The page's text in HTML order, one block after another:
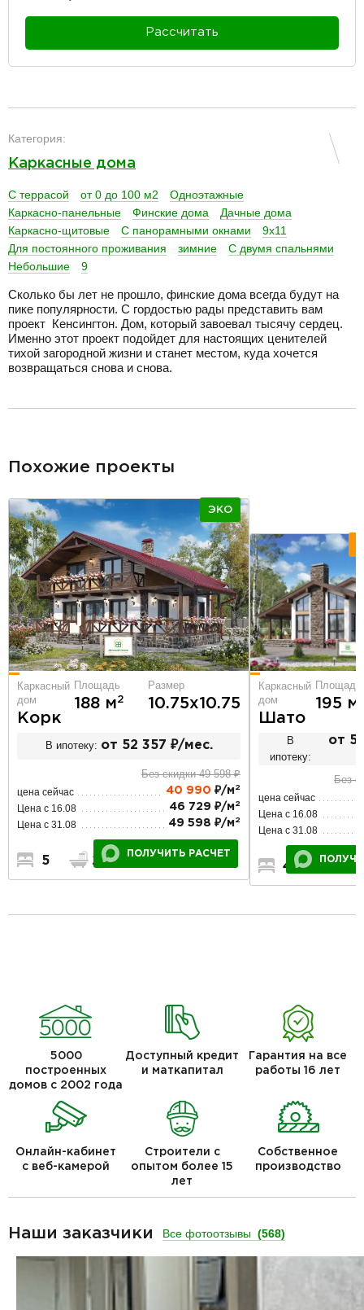
Рассчитать
Категория:
Каркасные дома
С террасой от 0 до 100 м2
Одноэтажные
Каркасно-панельные
Финские дома
Дачные дома
Каркасно-щитовые
С панорамными окнами
9х11
Для постоянного проживания
зимние
С двумя спальнями
Небольшие
9
Сколько бы лет не прошло, финские дома всегда будут на
пике популярности. С гордостью рады представить вам
проект Кенсингтон. Дом, который завоевал тысячу сердец.
Именно этот проект подойдет для настоящих ценителей
тихой загородной жизни и станет местом, куда хочется
возвращаться снова и снова.
Похожие проекты
ЭКО
Каркасный
дом
Корк
Площадь
188 м2
Размер
10.75х10.75
В ипотеку: от 52 357 ₽/мес.
Без скидки 49 598 ₽
цена сейчас 40 990 ₽/м 2
Цена с 16.08 46 729 ₽/м 2
Цена с 31.08 49 598 ₽/м 2
5 2
ПОЛУЧИТЬ РАСЧЕТ
Каркасный
дом
Шато
Площадь
195 м
В
ипотеку:
от
Без
цена сейчас
Цена с 16.08
Цена с 31.08
4
5000
построенных
домов с 2002 года
Доступный кредит
и маткапитал
Гарантия на все
работы 16 лет
Онлайн-кабинет
с веб-камерой
Строители с
опытом более 15
лет
Собственное
производство
Наши заказчики Все фотоотзывы (568)